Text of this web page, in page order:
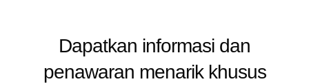
Dapatkan informasi dan
penawaran menarik khusus